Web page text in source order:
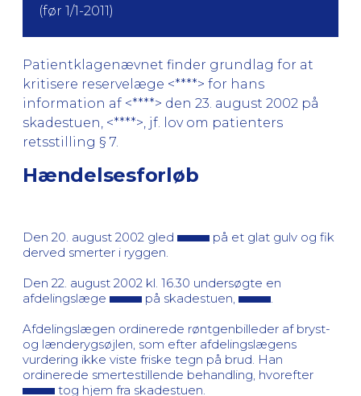
(før 1/1-2011)
Patientklagenævnet finder grundlag for at
kritisere reservelæge <****> for hans
information af <****> den 23. august 2002 på
skadestuen, <****>, jf. lov om patienters
retsstilling § 7.
Hændelsesforløb
Den 20. august 2002 gled
på et glat gulv og fik
derved smerter i ryggen.
Den 22. august 2002 kl. 16.30 undersøgte en
afdelingslæge
på skadestuen,
Afdelingslægen ordinerede røntgenbilleder af bryst-
og lænderygsøjlen, som efter afdelingslægens
vurdering ikke viste friske tegn på brud. Han
ordinerede smertestillende behandling, hvorefter
tog hjem fra skadestuen.